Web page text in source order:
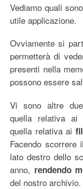
Vediamo quali
utile applicazione.
Ovviamente si
permetterà di
presenti nella
possono essere
Vi sono altre
quella relativa ai
quella relativa ai
Facendo scorrere
lato destro dello
anno, rendendo
del nostro archivio.